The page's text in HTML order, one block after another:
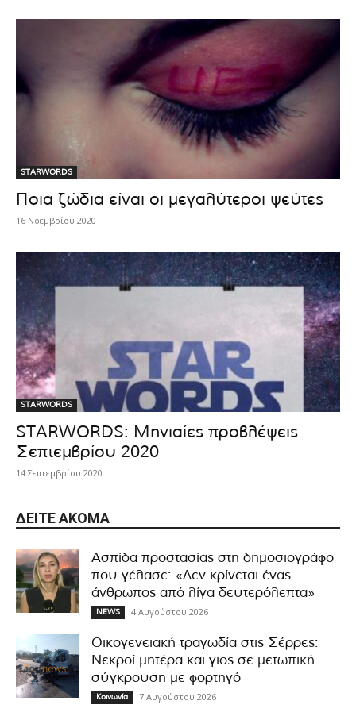
STARWORDS
Ποια ζώδια είναι οι μεγαλύτεροι ψεύτες
16 Νοεμβρίου 2020
STARWORDS
STARWORDS: Μηνιαίες προβλέψεις
Σεπτεμβρίου 2020
14 Σεπτεμβρίου 2020
ΔΕΊΤΕ ΑΚΌΜΑ
Ασπίδα προστασίας στη δημοσιογράφο
που γέλασε: «Δεν κρίνεται ένας
άνθρωπος από λίγα δευτερόλεπτα»
NEWS 4 Αυγούστου 2026
Οικογενειακή τραγωδία στις Σέρρες:
Νεκροί μητέρα και γιος σε μετωπική
σύγκρουση με φορτηγό
Κοινωνία 7 Αυγούστου 2026